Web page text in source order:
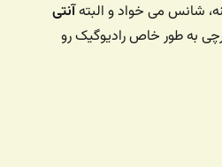
شانس می خواد و البتهآنتی
به طور خاص رادیوگیک رو